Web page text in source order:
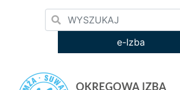
e-Izba